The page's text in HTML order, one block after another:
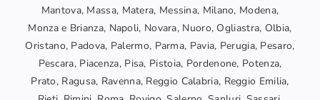
Mantova, Massa, Matera, Messina, Milano, Modena,
Monza e Brianza, Napoli, Novara, Nuoro, Ogliastra, Olbia,
Oristano, Padova, Palermo, Parma, Pavia, Perugia, Pesaro,
Pescara, Piacenza, Pisa, Pistoia, Pordenone, Potenza,
Prato, Ragusa, Ravenna, Reggio Calabria, Reggio Emilia,